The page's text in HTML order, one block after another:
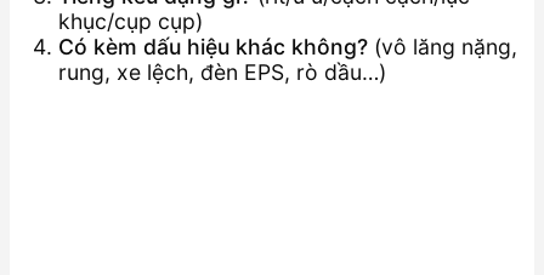
khục/cụp cụp)
Có kèm dấu hiệu khác không? (vô lăng nặng,
rung, xe lệch, đèn EPS, rò dầu…)